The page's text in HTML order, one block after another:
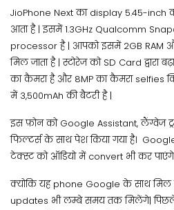
JioPhone Next का display 5.45-inch
आता है | इसमें 1.3GHz Qualcomm
processor है | आपको इसमें 2GB RAM
मिल जाता है | स्टोरेज को SD Card द्वारा
का कैमरा है और 8MP का कैमरा
में 3,500mAh की बैटरी है |
इस फ़ोन को Google Assistant, लैंग्वेज
फिल्टर्स के साथ पेश किया गया है।
टेक्स्ट को ऑडियो में convert भी कर
क्योकि यह phone Google के साथ मिल
updates भी लम्बे समय तक मिलेंगे|